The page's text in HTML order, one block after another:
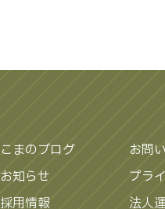
こまのブログ
お知らせ
採用情報
お問
プラ
法人